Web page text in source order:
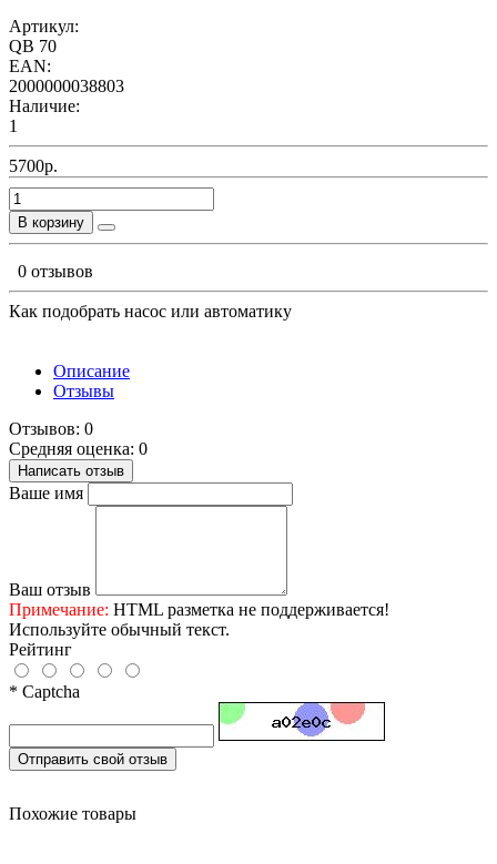
Артикул:
QB 70
EAN:
2000000038803
Наличие:
1
5700р.
В корзину
0 отзывов
Как подобрать насос или автоматику
Описание
Отзывы
Отзывов: 0
Средняя оценка: 0
Написать отзыв
Ваше имя
Ваш отзыв
Примечание: HTML разметка не поддерживается!
Используйте обычный текст.
Рейтинг
* Captcha
Отправить свой отзыв
Похожие товары